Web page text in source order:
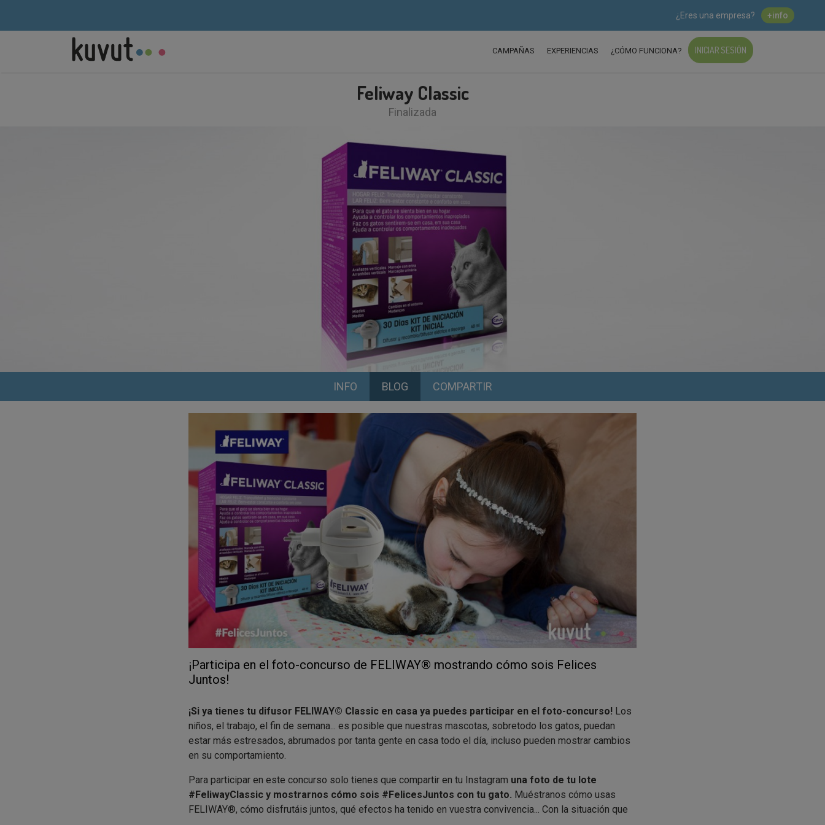
¿Eres una empresa? +info
CAMPAÑAS EXPERIENCIAS ¿CÓMO FUNCIONA? INICIAR SESIÓN
Feliway Classic
Finalizada
INFO BLOG COMPARTIR
¡Participa en el foto-concurso de FELIWAY® mostrando cómo sois Felices
Juntos!
¡Si ya tienes tu difusor FELIWAY© Classic en casa ya puedes participar en el foto-concurso! Los
niños, el trabajo, el fin de semana... es posible que nuestras mascotas, sobretodo los gatos, puedan
estar más estresados, abrumados por tanta gente en casa todo el día, incluso pueden mostrar cambios
en su comportamiento.
Para participar en este concurso solo tienes que compartir en tu Instagram una foto de tu lote
#FeliwayClassic y mostrarnos cómo sois #FelicesJuntos con tu gato. Muéstranos cómo usas
FELIWAY®, cómo disfrutáis juntos, qué efectos ha tenido en vuestra convivencia... Con la situación que